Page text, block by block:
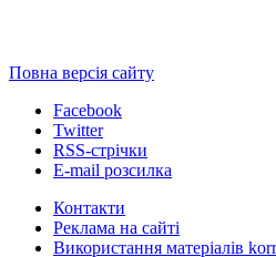
Повна версія сайту
Facebook
Twitter
RSS-стрічки
E-mail розсилка
Контакти
Реклама на сайті
Використання матеріалів